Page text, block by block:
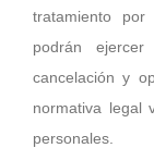
tratamiento
podrán
cancelación y
normativa legal
personales.